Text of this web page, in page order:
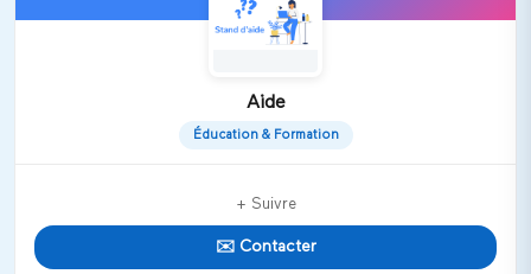
Aide
Éducation & Formation
+ Suivre
✉️ Contacter